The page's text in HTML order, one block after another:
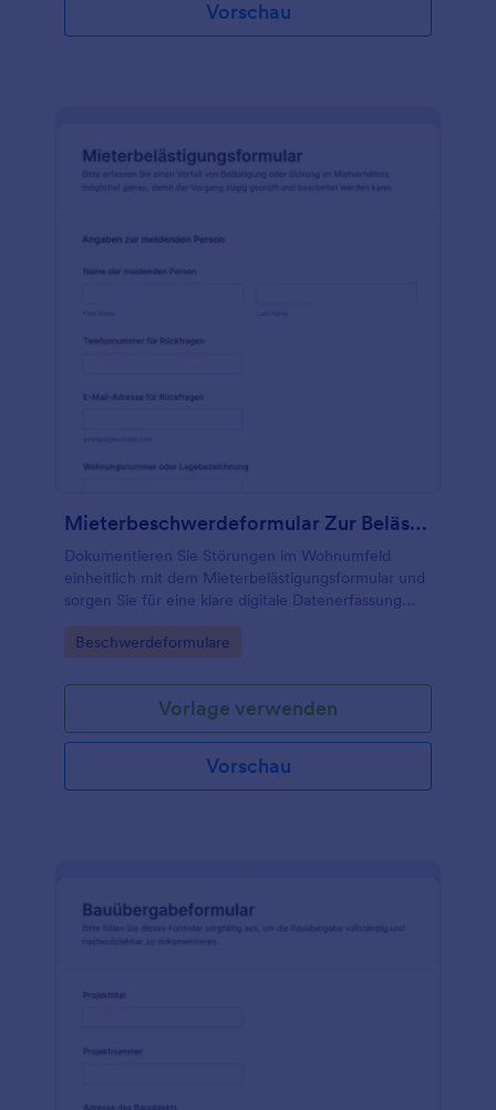
Vorschau
Mieterbeschwerdeformular Zur Belästigung
Dokumentieren Sie Störungen im Wohnumfeld
einheitlich mit dem Mieterbelästigungsformular und
sorgen Sie für eine klare digitale Datenerfassung
Hausverwaltung.
Go to Category:
Beschwerdeformulare
Vorlage verwenden
Vorschau